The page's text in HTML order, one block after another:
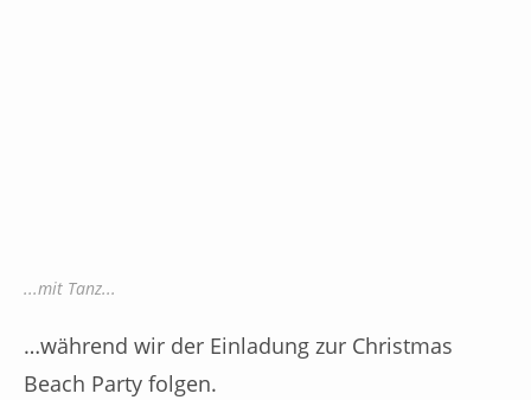
...mit Tanz...
…während wir der Einladung zur Christmas
Beach Party folgen.